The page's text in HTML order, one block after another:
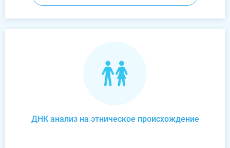
ДНК анализ на этническое происхождение